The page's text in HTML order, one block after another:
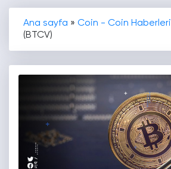
Ana sayfa » Coin - Coin Haberleri
(BTCV)